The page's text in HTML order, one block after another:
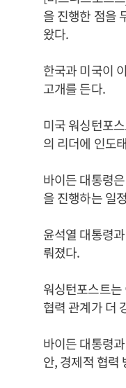
을 진행한 점을
왔다.
한국과 미국이
고개를 든다.
미국 워싱턴포
의 리더에 인도
바이든 대통령
을 진행하는 일
윤석열 대통령
뤄졌다.
워싱턴포스트
협력 관계가 더
바이든 대통령
안, 경제적 협력